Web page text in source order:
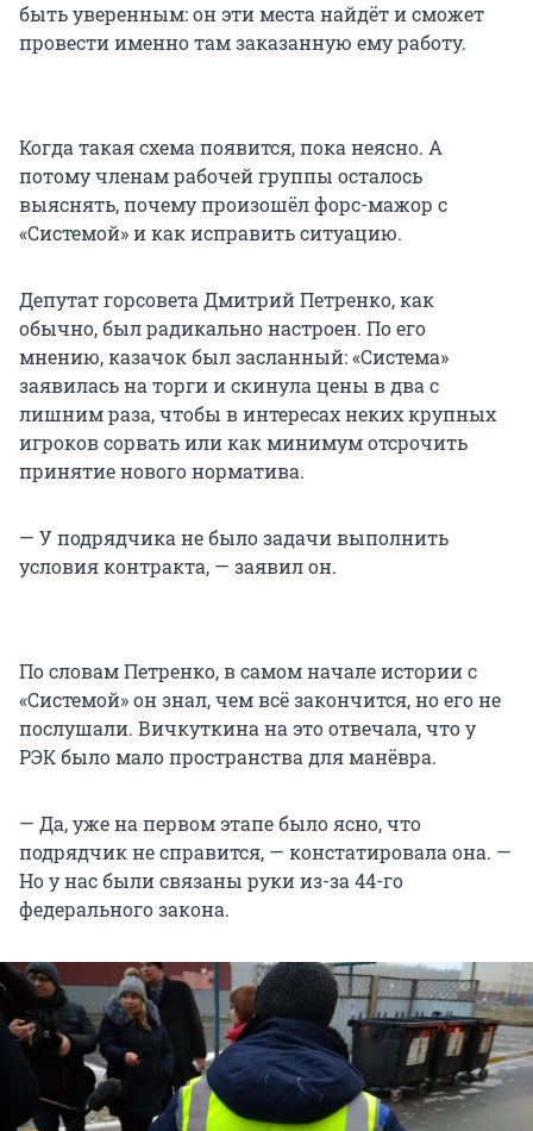
быть уверенным: он эти места найдёт и сможет
провести именно там заказанную ему работу.
Когда такая схема появится, пока неясно. А
потому членам рабочей группы осталось
выяснять, почему произошёл форс-мажор с
«Системой» и как исправить ситуацию.
Депутат горсовета Дмитрий Петренко, как
обычно, был радикально настроен. По его
мнению, казачок был засланный: «Система»
заявилась на торги и скинула цены в два с
лишним раза, чтобы в интересах неких крупных
игроков сорвать или как минимум отсрочить
принятие нового норматива.
— У подрядчика не было задачи выполнить
условия контракта, — заявил он.
По словам Петренко, в самом начале истории с
«Системой» он знал, чем всё закончится, но его не
послушали. Вичкуткина на это отвечала, что у
РЭК было мало пространства для манёвра.
— Да, уже на первом этапе было ясно, что
подрядчик не справится, — констатировала она. —
Но у нас были связаны руки из-за 44-го
федерального закона.